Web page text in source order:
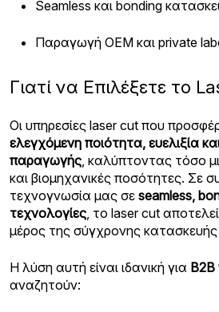
Seamless και bonding
Παραγωγή OEM και private
Γιατί να Επιλέξετε το
Οι υπηρεσίες laser cut που
ελεγχόμενη ποιότητα, ευελιξία
παραγωγής , καλύπτοντας τόσο
και βιομηχανικές ποσότητες. Σε
τεχνογνωσία μας σε seamless,
τεχνολογίες , το laser cut
μέρος της σύγχρονης
Η λύση αυτή είναι ιδανική για B2B
αναζητούν: